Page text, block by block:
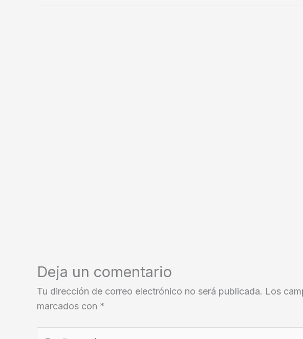
Deja un comentario
Tu dirección de correo electrónico no será publicada. Los
marcados con *